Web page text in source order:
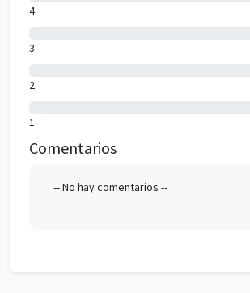
4
3
2
1
Comentarios
-- No hay comentarios --